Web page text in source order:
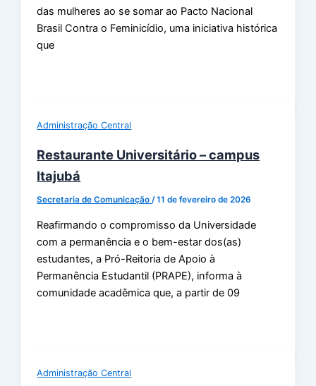
das mulheres ao se somar ao Pacto Nacional
Brasil Contra o Feminicídio, uma iniciativa histórica
que
Administração Central
Restaurante Universitário – campus
Itajubá
Secretaria de Comunicação/11 de fevereiro de 2026
Reafirmando o compromisso da Universidade
com a permanência e o bem-estar dos(as)
estudantes, a Pró-Reitoria de Apoio à
Permanência Estudantil (PRAPE), informa à
comunidade acadêmica que, a partir de 09
Administração Central